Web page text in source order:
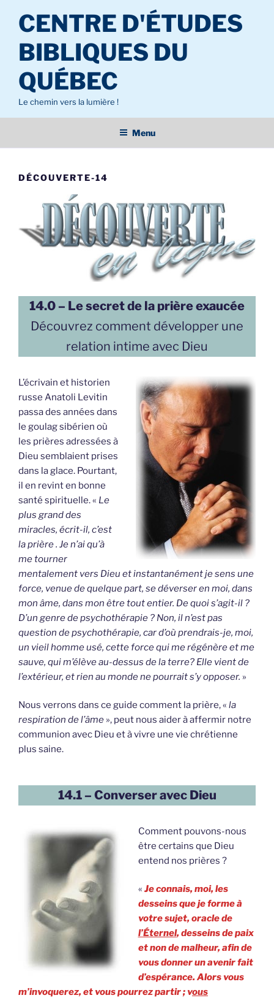
contenu
principal
CENTRE D'ÉTUDES
BIBLIQUES DU
QUÉBEC
Le chemin vers la lumière !
Menu
DÉCOUVERTE-14
14.0 – Le secret de la prière exaucée
Découvrez comment développer une
relation intime avec Dieu
L’écrivain et historien
russe Anatoli Levitin
passa des années dans
le goulag sibérien où
les prières adressées à
Dieu semblaient prises
dans la glace. Pourtant,
il en revint en bonne
santé spirituelle. « Le
plus grand des
miracles, écrit-il, c’est
la prière . Je n’ai qu’à
me tourner
mentalement vers Dieu et instantanément je sens une
force, venue de quelque part, se déverser en moi, dans
mon âme, dans mon être tout entier. De quoi s’agit-il ?
D’un genre de psychothérapie ? Non, il n’est pas
question de psychothérapie, car d’où prendrais-je, moi,
un vieil homme usé, cette force qui me régénère et me
sauve, qui m’élève au-dessus de la terre? Elle vient de
l’extérieur, et rien au monde ne pourrait s’y opposer. »
Nous verrons dans ce guide comment la prière, « la
respiration de l’âme », peut nous aider à affermir notre
communion avec Dieu et à vivre une vie chrétienne
plus saine.
14.1 – Converser avec Dieu
Comment pouvons-nous
être certains que Dieu
entend nos prières ?
« Je connais, moi, les
desseins que je forme à
votre sujet, oracle de
l’Éternel, desseins de paix
et non de malheur, afin de
vous donner un avenir fait
d’espérance. Alors vous
m’invoquerez, et vous pourrez partir ; vous